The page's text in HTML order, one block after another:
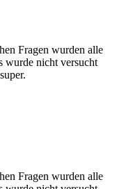
Fragen wurden alle
wurde nicht versucht
Fragen wurden alle